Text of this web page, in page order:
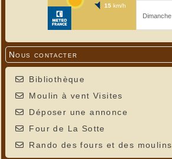
Nous contacter
Bibliothèque
Moulin à vent Visites
Déposer une annonce
Four de La Sotte
Rando des fours et des moulins